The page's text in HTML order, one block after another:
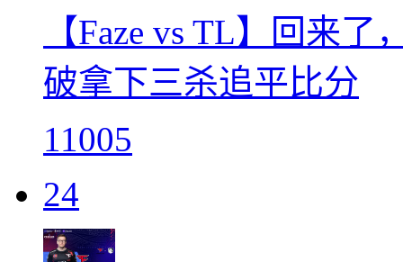
【Faze vs TL】回来
破拿下三杀追平比分
11005
24